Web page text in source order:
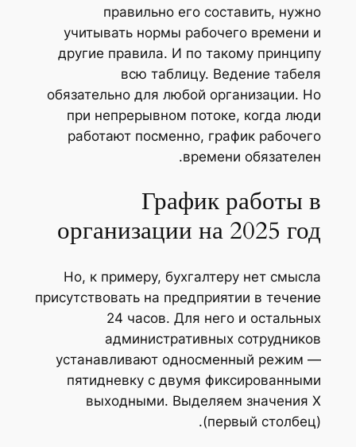
правильно его составить, нужно
учитывать нормы рабочего времени и
другие правила. И по такому принципу
всю таблицу. Ведение табеля
обязательно для любой организации. Но
при непрерывном потоке, когда люди
работают посменно, график рабочего
времени обязателен.
График работы в
организации на 2025 год
Но, к примеру, бухгалтеру нет смысла
присутствовать на предприятии в течение
24 часов. Для него и остальных
административных сотрудников
устанавливают односменный режим —
пятидневку с двумя фиксированными
выходными. Выделяем значения Х
(первый столбец).